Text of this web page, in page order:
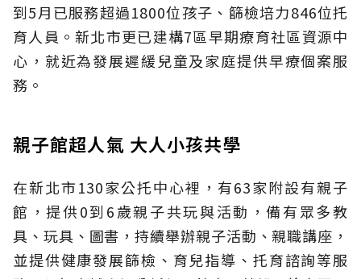
到5月已服務超過1800位孩子、篩檢培力846位托
育人員。新北市更已建構7區早期療育社區資源中
心，就近為發展遲緩兒童及家庭提供早療個案服
務。
親子館超人氣 大人小孩共學
在新北市130家公托中心裡，有63家附設有親子
館，提供0到6歲親子共玩與活動，備有眾多教
具、玩具、圖書，持續舉辦親子活動、親職講座，
並提供健康發展篩檢、育兒指導、托育諮詢等服